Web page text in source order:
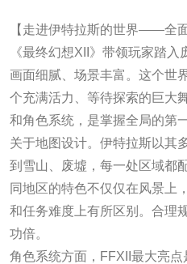
【走进伊特拉斯的世界——全
《最终幻想XII》带领玩家踏入
画面细腻、场景丰富。这个世
个充满活力、等待探索的巨大
和角色系统，是掌握全局的第一
关于地图设计。伊特拉斯以
到雪山、废墟，每一处区域都
同地区的特色不仅仅在风景上
和任务难度上有所区别。合理
功倍。
角色系统方面，FFXII最大亮点